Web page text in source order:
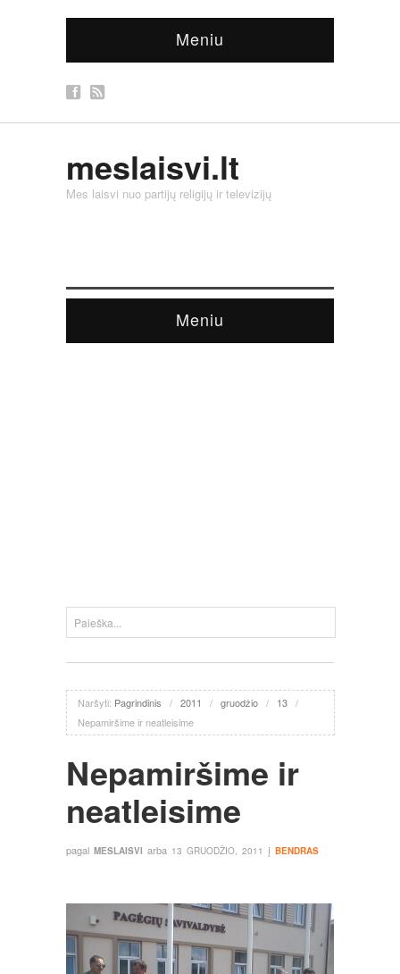
Meniu
meslaisvi.lt
Mes laisvi nuo partijų religijų ir televizijų
Meniu
Naršyti: Pagrindinis / 2011 / gruodžio / 13 /
Nepamiršime ir neatleisime
Nepamiršime ir
neatleisime
pagal MESLAISVI arba 13 GRUODŽIO, 2011 į BENDRAS